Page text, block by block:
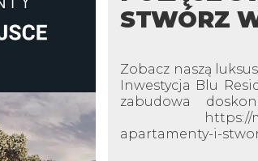
STWÓRZ
Zobacz naszą
Inwestycja Blu
zabudowa
https://
apartamenty-i-